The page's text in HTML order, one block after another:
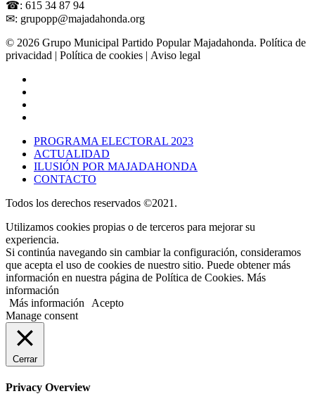
☎: 615 34 87 94
✉: grupopp@majadahonda.org
© 2026 Grupo Municipal Partido Popular Majadahonda. Política de
privacidad | Política de cookies | Aviso legal
PROGRAMA ELECTORAL 2023
ACTUALIDAD
ILUSIÓN POR MAJADAHONDA
CONTACTO
Todos los derechos reservados ©2021.
Utilizamos cookies propias o de terceros para mejorar su
experiencia.
Si continúa navegando sin cambiar la configuración, consideramos
que acepta el uso de cookies de nuestro sitio. Puede obtener más
información en nuestra página de Política de Cookies. Más
información
Más información
Acepto
Manage consent
Cerrar
Privacy Overview